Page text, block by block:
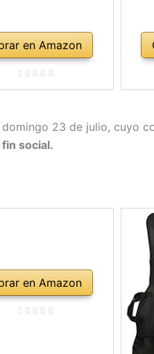
en Amazon
23 de julio, cuyo
social.
en Amazon